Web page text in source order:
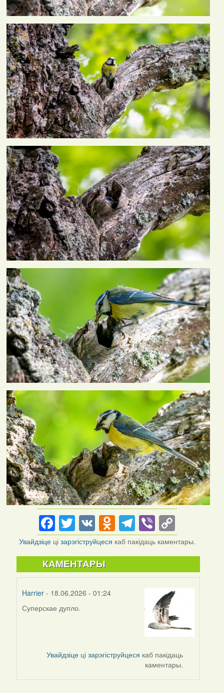
Facebook
Twitter
VKOdnoklassniki
Telegram
Viber
Link
Увайдзіце цізарэгіструйцеся каб пакідаць каментары.
КАМЕНТАРЫ
Harrier - 18.06.2026 - 01:24
Суперскае дупло.
Увайдзіце цізарэгіструйцеся каб пакідаць
каментары.